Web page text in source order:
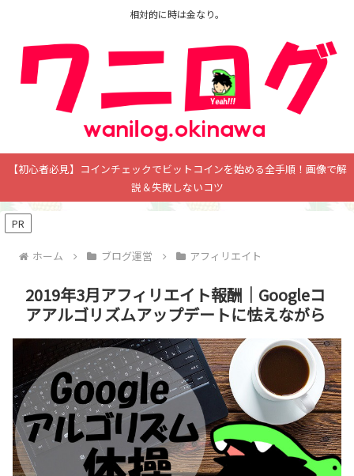
相対的に時は金なり。
【初心者必見】コインチェックでビットコインを始める全手順！画像で解
説＆失敗しないコツ
PR
ホーム ブログ運営 アフィリエイト
2019年3月アフィリエイト報酬｜Googleコ
アアルゴリズムアップデートに怯えながら